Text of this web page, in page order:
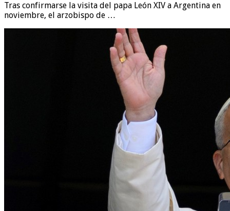
Tras confirmarse la visita del papa León XIV a Argentina en
noviembre, el arzobispo de …